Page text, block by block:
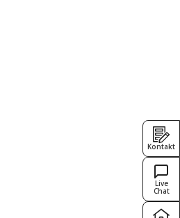
Kontakt
Live
Chat